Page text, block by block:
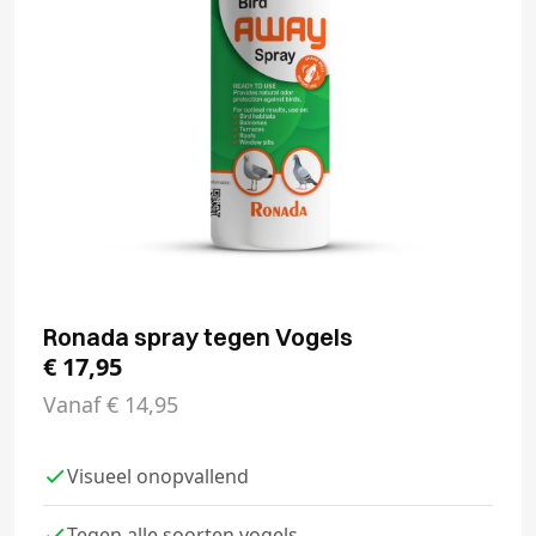
Ronada spray tegen Vogels
€ 17,95
Vanaf€ 14,95
Visueel onopvallend